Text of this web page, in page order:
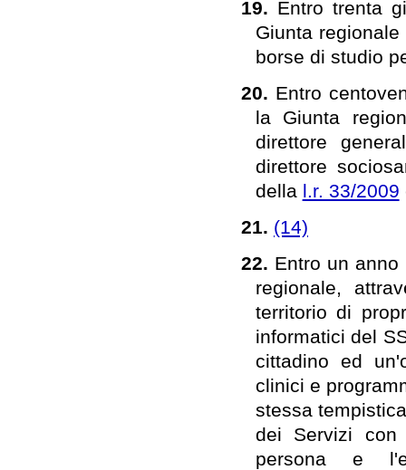
19. Entro trenta
Giunta
borse di studio
20. Entro
la Giunta
direttore
direttore
della l.r. 33/2009
21. (14)
22. Entro un
regionale,
territorio di
informatici del
cittadino ed
clinici e
stessa
dei Servizi con
persona e